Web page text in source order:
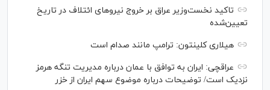
تاکید نخست‌وزیر عراق بر خروج نیروهای ائتلاف در تاریخ
تعیین‌شده
هیلاری کلینتون: ترامپ مانند صدام است
عراقچی: ایران به توافق با عمان درباره مدیریت تنگه هرمز
نزدیک است/ توضیحات درباره موضوع سهم ایران از خزر